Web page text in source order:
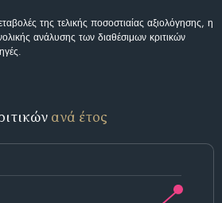
της τελικής ποσοστιαίας αξιολόγησης, η
ανάλυσης των διαθέσιμων κριτικών
ανά έτος